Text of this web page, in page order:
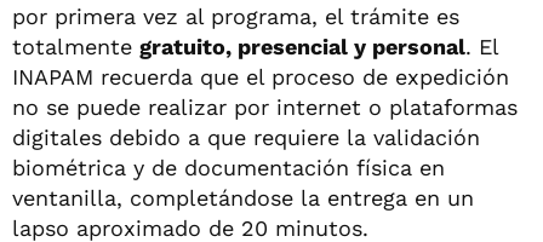
por primera vez al programa, el trámite es
totalmente gratuito, presencial y personal. El
INAPAM recuerda que el proceso de expedición
no se puede realizar por internet o plataformas
digitales debido a que requiere la validación
biométrica y de documentación física en
ventanilla, completándose la entrega en un
lapso aproximado de 20 minutos.